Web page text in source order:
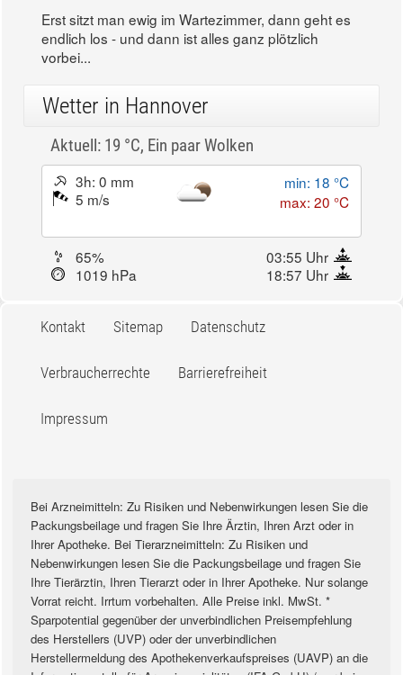
Erst sitzt man ewig im Wartezimmer, dann geht es
endlich los - und dann ist alles ganz plötzlich
vorbei...
Wetter in Hannover
Aktuell: 19 °C, Ein paar Wolken
3h: 0 mm
5 m/s
min: 18 °C
max: 20 °C
65%
03:55 Uhr
1019 hPa
18:57 Uhr
Kontakt Sitemap Datenschutz
Verbraucherrechte Barrierefreiheit
Impressum
Bei Arzneimitteln: Zu Risiken und Nebenwirkungen lesen Sie die
Packungsbeilage und fragen Sie Ihre Ärztin, Ihren Arzt oder in
Ihrer Apotheke. Bei Tierarzneimitteln: Zu Risiken und
Nebenwirkungen lesen Sie die Packungsbeilage und fragen Sie
Ihre Tierärztin, Ihren Tierarzt oder in Ihrer Apotheke. Nur solange
Vorrat reicht. Irrtum vorbehalten. Alle Preise inkl. MwSt. *
Sparpotential gegenüber der unverbindlichen Preisempfehlung
des Herstellers (UVP) oder der unverbindlichen
Herstellermeldung des Apothekenverkaufspreises (UAVP) an die